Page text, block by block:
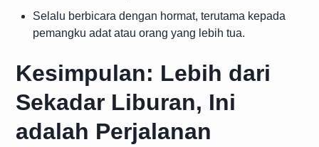
Selalu berbicara dengan hormat, terutama kepada
pemangku adat atau orang yang lebih tua.
Kesimpulan: Lebih dari
Sekadar Liburan, Ini
adalah Perjalanan